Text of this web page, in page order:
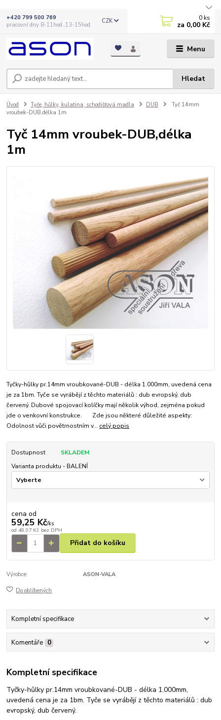
Menu
CZK
Hledat
+420 799 500 769
pracovní dny 8-11hod.,13-15hod.
0 ks
za 0,00 Kč
Úvod Tyče, hůlky, kulatina, schodišťová madla DUB
Tyč 14mm
vroubek-DUB,délka 1m
Tyč 14mm vroubek-DUB,délka
1m
Tyčky-hůlky pr.14mm vroubkované-DUB - délka 1.000mm, uvedená cena
je za 1bm. Tyče se vyrábějí z těchto materiálů : dub evropský, dub
červený. Dubové spojovací kolíčky mají několik výhod, zejména pokud
jde o venkovní konstrukce. Zde jsou některé důležité aspekty:
Odolnost vůči povětrnostním v... celý popis
Dostupnost
SKLADEM
Varianta produktu - BALENÍ
cena od
59,25 Kč/ks
od 48,97 Kč bez DPH
Přidat do košíku
Výrobce: ASON-VALA
Do oblíbených
Kompletní specifikace
Komentáře 0
Kompletní specifikace
Tyčky-hůlky pr.14mm vroubkované-DUB - délka 1.000mm,
uvedená cena je za 1bm. Tyče se vyrábějí z těchto materiálů : dub
evropský, dub červený.